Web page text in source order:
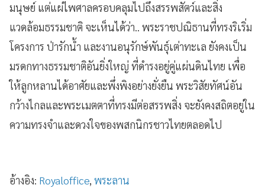
มนุษย์ แต่แผ่ไพศาลครอบคลุมไปถึงสรรพสัตว์และสิ่ง
แวดล้อมธรรมชาติ จะเห็นได้ว่า.. พระราชปณิธานที่ทรงริเริ่ม
โครงการ ป่ารักน้ำ และงานอนุรักษ์พันธุ์เต่าทะเล ยังคงเป็น
มรดกทางธรรมชาติอันยิ่งใหญ่ ที่ดำรงอยู่คู่แผ่นดินไทย เพื่อ
ให้ลูกหลานได้อาศัยและพึ่งพิงอย่างยั่งยืน พระวิสัยทัศน์อัน
กว้างไกลและพระเมตตาที่ทรงมีต่อสรรพสิ่ง จะยังคงสถิตอยู่ใน
ความทรงจำและดวงใจของพสกนิกรชาวไทยตลอดไป
อ้างอิง: Royaloffice, พระลาน